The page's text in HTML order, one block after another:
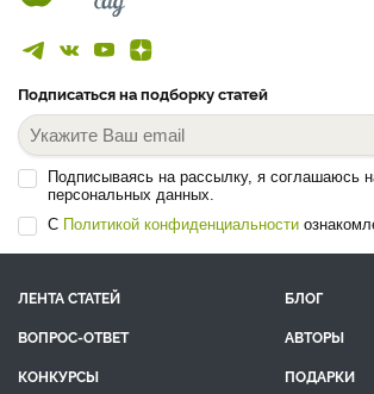
Подписаться на подборку статей
Подписываясь на рассылку, я соглашаюсь
персональных данных.
С Политикой конфиденциальности
ЛЕНТА СТАТЕЙ
БЛОГ
ВОПРОС-ОТВЕТ
АВТОРЫ
КОНКУРСЫ
ПОДАРКИ